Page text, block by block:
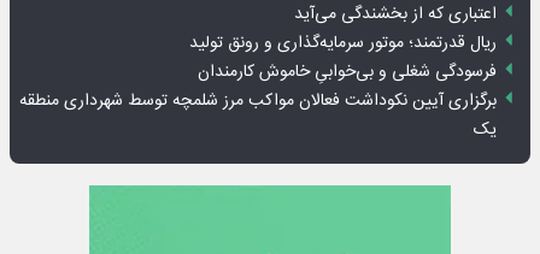
اعتباری که از بخشندگی می‌آید
ریال قدرتمند؛ موتور سرمایه‌گذاری و رونق تولید
فرسودگی شغلی و بی‌خوابیِ خاموش کارمندان
برگزاری آیین نکوداشت فعالان مواکب مرز شلمچه توسط شهرداری منطقه
یک